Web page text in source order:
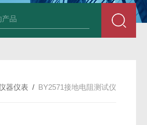
SLB-II全自动变比测试仪 BY2672数字兆欧表
器仪表 / BY2571接地电阻测试仪